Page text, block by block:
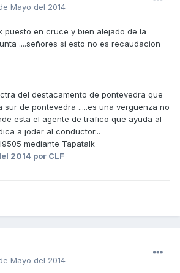
Mayo del 2014
puesto en cruce y bien alejado de la
....señores si esto no es recaudacion
del destacamento de pontevedra que
sur de pontevedra .....es una verguenza no
esta el agente de trafico que ayuda al
a joder al conductor...
mediante Tapatalk
2014 por CLF
Mayo del 2014